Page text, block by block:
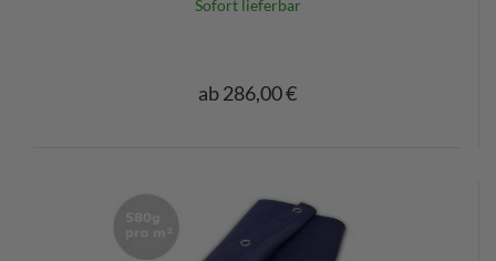
Sofort lieferbar
ab 286,00 €